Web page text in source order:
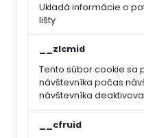
Ukladá informácie o
lišty
__zlcmid
Tento súbor cookie sa
návštevníka počas
návštevníka
__cfruid